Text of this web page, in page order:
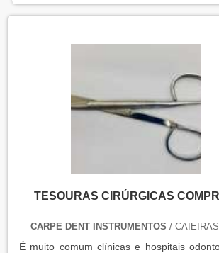
TESOURAS CIRÚRGICAS
CARPE DENT INSTRUMENTOS /
É muito comum clínicas e hospitais